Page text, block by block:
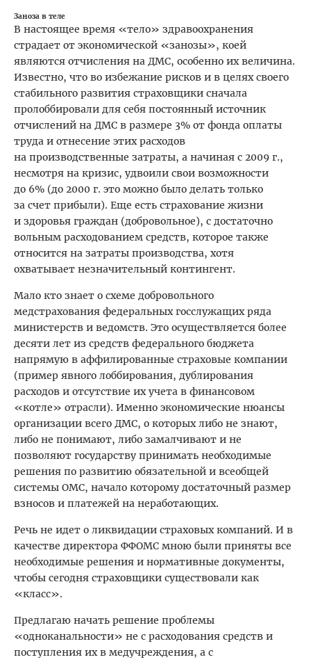
Заноза в теле
В настоящее время «тело» здравоохранения
страдает от экономической «занозы», коей
являются отчисления на ДМС, особенно их величина.
Извест­но, что во избежание рисков и в целях своего
стабильного развития страховщики сначала
пролоббировали для себя постоянный источник
отчислений на ДМС в размере 3% от фонда оплаты
труда и отнесение этих расходов
на производственные затраты, а начиная с 2009 г.,
несмотря на кризис, удвоили свои возможности
до 6% (до 2000 г. это можно было делать только
за счет прибыли). Еще есть страхование жизни
и здоровья граждан (добровольное), с достаточно
вольным расходованием средств, которое также
относится на затраты производства, хотя
охватывает незначительный контингент.
Мало кто знает о схеме добровольного
медстрахования федеральных госслужащих ряда
министерств и ведомств. Это осуществляется более
десяти лет из средств федерального бюджета
напрямую в аффилированные страховые компании
(пример явного лоббирования, дублирования
расходов и отсутствие их учета в финансовом
«котле» отрасли). Именно экономические нюансы
организации всего ДМС, о которых либо не знают,
либо не понимают, либо замалчивают и не
позволяют государству принимать необходимые
решения по развитию обязательной и всеобщей
системы ОМС, начало которому достаточный размер
взносов и платежей на неработающих.
Речь не идет о ликвидации страховых компаний. И в
качест­ве директора ФФОМС мною были приняты все
необходимые решения и нормативные документы,
чтобы сегодня страховщики существовали как
«класс».
Предлагаю начать решение проблемы
«одноканальности» не с расходования средств и
поступления их в медучреждения, а с